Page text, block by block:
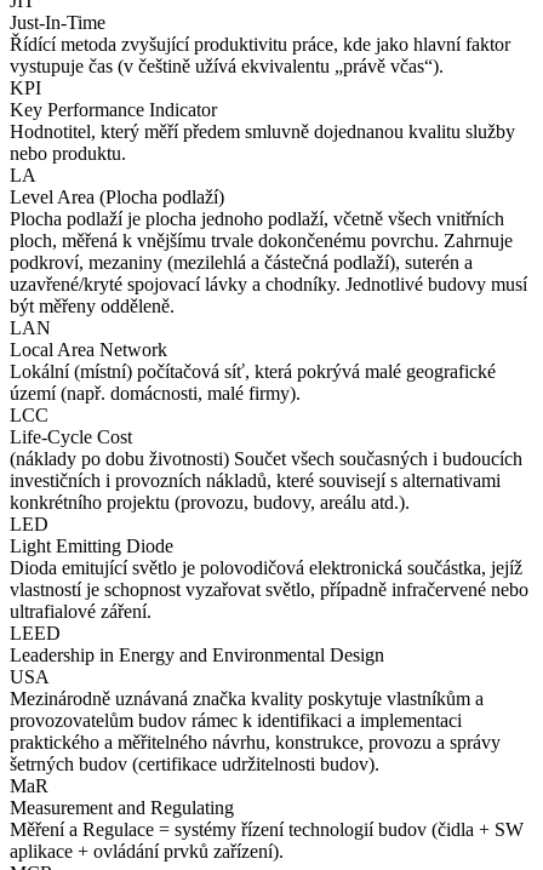
Just-In-Time
Řídící metoda zvyšující produktivitu práce, kde jako hlavní faktor
vystupuje čas (v češtině užívá ekvivalentu „právě včas“).
KPI
Key Performance Indicator
Hodnotitel, který měří předem smluvně dojednanou kvalitu služby
nebo produktu.
LA
Level Area (Plocha podlaží)
Plocha podlaží je plocha jednoho podlaží, včetně všech vnitřních
ploch, měřená k vnějšímu trvale dokončenému povrchu. Zahrnuje
podkroví, mezaniny (mezilehlá a částečná podlaží), suterén a
uzavřené/kryté spojovací lávky a chodníky. Jednotlivé budovy musí
být měřeny odděleně.
LAN
Local Area Network
Lokální (místní) počítačová síť, která pokrývá malé geografické
území (např. domácnosti, malé firmy).
LCC
Life-Cycle Cost
(náklady po dobu životnosti) Součet všech současných i budoucích
investičních i provozních nákladů, které souvisejí s alternativami
konkrétního projektu (provozu, budovy, areálu atd.).
LED
Light Emitting Diode
Dioda emitující světlo je polovodičová elektronická součástka, jejíž
vlastností je schopnost vyzařovat světlo, případně infračervené nebo
ultrafialové záření.
LEED
Leadership in Energy and Environmental Design
USA
Mezinárodně uznávaná značka kvality poskytuje vlastníkům a
provozovatelům budov rámec k identifikaci a implementaci
praktického a měřitelného návrhu, konstrukce, provozu a správy
šetrných budov (certifikace udržitelnosti budov).
MaR
Measurement and Regulating
Měření a Regulace = systémy řízení technologií budov (čidla + SW
aplikace + ovládání prvků zařízení).